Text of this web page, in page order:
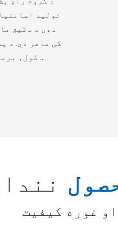
تولید
دوی د دقیق
کې ماهر دي. د
کول، برمه کول، د سطحې قوی کول او تودوخه کوي ...
غوره کیفیت